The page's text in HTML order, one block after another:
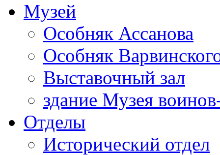
Музей
Особняк Ассанова
Особняк
Выставочный зал
здание Музея
Отделы
Исторический отдел